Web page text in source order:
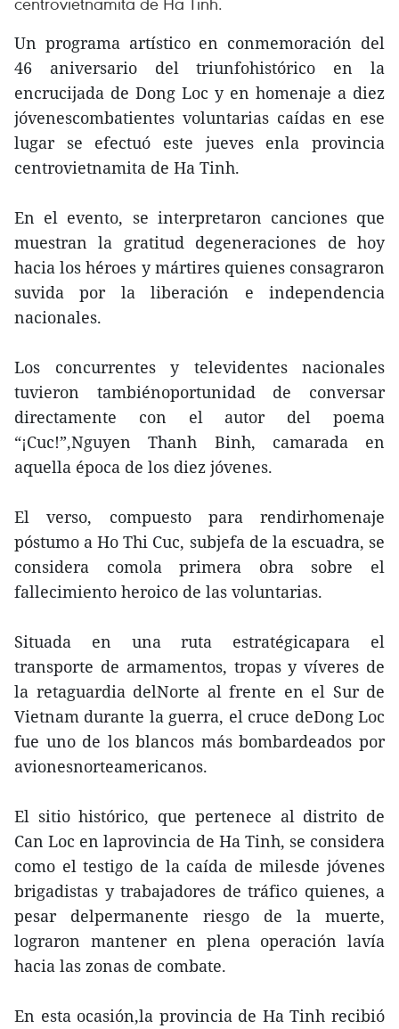
Un programa artístico en conmemoración del
46 aniversario del triunfohistórico en la
encrucijada de Dong Loc y en homenaje a diez
jóvenescombatientes voluntarias caídas en ese
lugar se efectuó este jueves enla provincia
centrovietnamita de Ha Tinh.
En el evento, se interpretaron canciones que
muestran la gratitud degeneraciones de hoy
hacia los héroes y mártires quienes consagraron
suvida por la liberación e independencia
nacionales.
Los concurrentes y televidentes nacionales
tuvieron tambiénoportunidad de conversar
directamente con el autor del poema
“¡Cuc!”,Nguyen Thanh Binh, camarada en
aquella época de los diez jóvenes.
El verso, compuesto para rendirhomenaje
póstumo a Ho Thi Cuc, subjefa de la escuadra, se
considera comola primera obra sobre el
fallecimiento heroico de las voluntarias.
Situada en una ruta estratégicapara el
transporte de armamentos, tropas y víveres de
la retaguardia delNorte al frente en el Sur de
Vietnam durante la guerra, el cruce deDong Loc
fue uno de los blancos más bombardeados por
avionesnorteamericanos.
El sitio histórico, que pertenece al distrito de
Can Loc en laprovincia de Ha Tinh, se considera
como el testigo de la caída de milesde jóvenes
brigadistas y trabajadores de tráfico quienes, a
pesar delpermanente riesgo de la muerte,
lograron mantener en plena operación lavía
hacia las zonas de combate.
En esta ocasión,la provincia de Ha Tinh recibió